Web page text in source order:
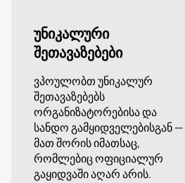
უნიკალური
შეთავაზებები
ვპოულობთ უნიკალურ
შეთავაზებებს
ორგანიზატორებისა და
სანდო გამყიდველებისგან —
მათ შორის იმათსაც,
რომლებიც ოფიციალურ
გაყიდვაში აღარ არის.